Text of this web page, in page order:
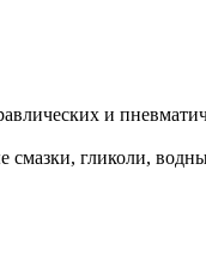
и
смазки, гликоли,